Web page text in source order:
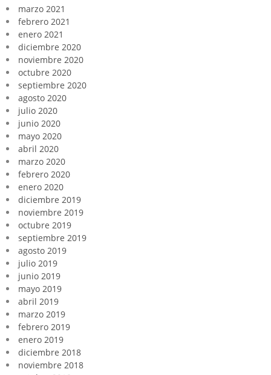
marzo 2021
febrero 2021
enero 2021
diciembre 2020
noviembre 2020
octubre 2020
septiembre 2020
agosto 2020
julio 2020
junio 2020
mayo 2020
abril 2020
marzo 2020
febrero 2020
enero 2020
diciembre 2019
noviembre 2019
octubre 2019
septiembre 2019
agosto 2019
julio 2019
junio 2019
mayo 2019
abril 2019
marzo 2019
febrero 2019
enero 2019
diciembre 2018
noviembre 2018